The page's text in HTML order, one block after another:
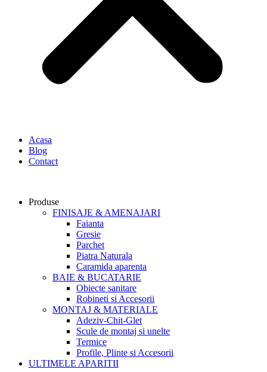
Acasa
Blog
Contact
Produse
FINISAJE & AMENAJARI
Faianta
Gresie
Parchet
Piatra Naturala
Caramida aparenta
BAIE & BUCATARIE
Obiecte sanitare
Robineti si Accesorii
MONTAJ & MATERIALE
Adeziv-Chit-Glet
Scule de montaj si unelte
Termice
Profile, Plinte si Accesorii
ULTIMELE APARITII